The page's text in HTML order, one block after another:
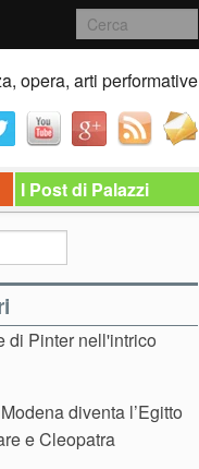
opera, arti performative
I Post di Palazzi
di Pinter nell'intrico
diventa l’Egitto
e Cleopatra